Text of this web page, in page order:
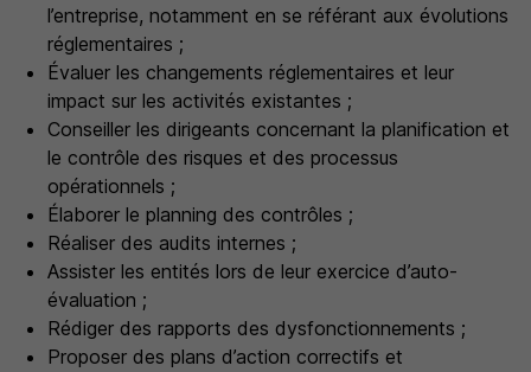
l’entreprise, notamment en se référant aux évolutions
réglementaires ;
Évaluer les changements réglementaires et leur
impact sur les activités existantes ;
Conseiller les dirigeants concernant la planification et
le contrôle des risques et des processus
opérationnels ;
Élaborer le planning des contrôles ;
Réaliser des audits internes ;
Assister les entités lors de leur exercice d’auto-
évaluation ;
Rédiger des rapports des dysfonctionnements ;
Proposer des plans d’action correctifs et